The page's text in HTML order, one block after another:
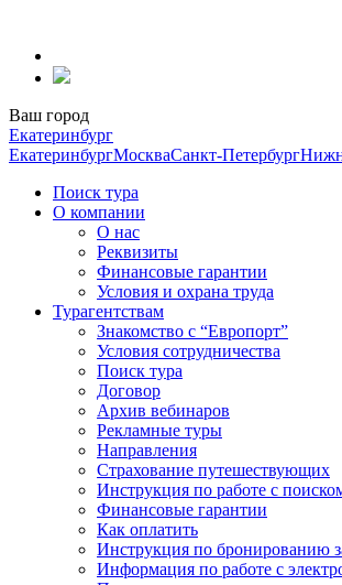
содержанию
Ваш город
Екатеринбург
ЕкатеринбургМоскваСанкт-Петербург
Поиск тура
О компании
О нас
Реквизиты
Финансовые гарантии
Условия и охрана труда
Турагентствам
Знакомство с “Европорт”
Условия сотрудничества
Поиск тура
Договор
Архив вебинаров
Рекламные туры
Направления
Страхование путешествующих
Инструкция по работе с
Финансовые гарантии
Как оплатить
Инструкция по бронированию
Информация по работе с